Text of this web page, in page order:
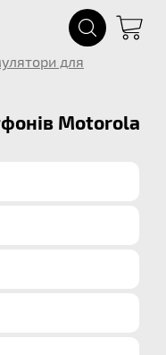
для
Motorola